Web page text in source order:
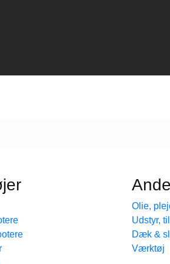
Olie,
Udstyr,
Dæk &
Værktøj